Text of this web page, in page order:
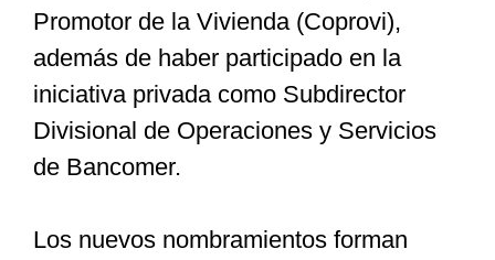
Promotor de la Vivienda (Coprovi),
además de haber participado en la
iniciativa privada como Subdirector
Divisional de Operaciones y Servicios
de Bancomer.
Los nuevos nombramientos forman